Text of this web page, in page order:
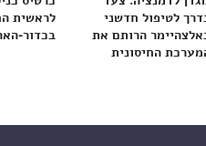
לטיפול חדשני
הרותם את
החיסונית
לראשית
בכדור-